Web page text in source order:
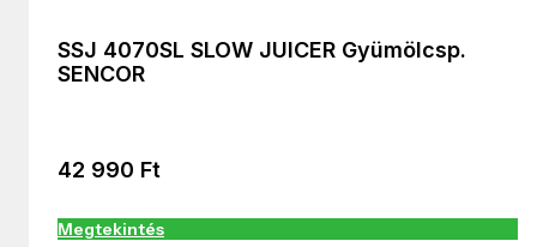
SSJ 4070SL SLOW JUICER Gyümölcsp.
SENCOR
42 990 Ft
Megtekintés